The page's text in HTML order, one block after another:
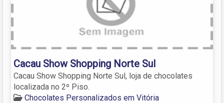
Cacau Show Shopping Norte Sul
Cacau Show Shopping Norte Sul, loja de chocolates
localizada no 2º Piso.
Chocolates Personalizados em Vitória